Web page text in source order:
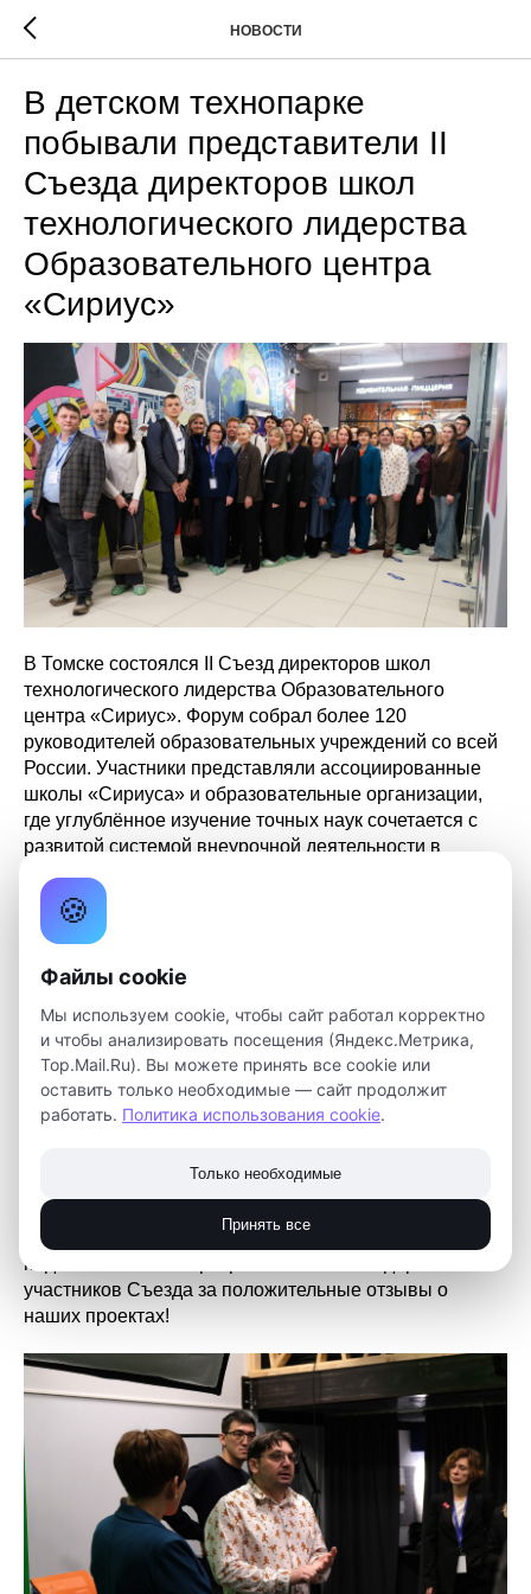
НОВОСТИ
В детском технопарке
побывали представители II
Съезда директоров школ
технологического лидерства
Образовательного центра
«Сириус»
В Томске состоялся II Съезд директоров школ
технологического лидерства Образовательного
центра «Сириус». Форум собрал более 120
руководителей образовательных учреждений со всей
России. Участники представляли ассоциированные
школы «Сириуса» и образовательные организации,
где углублённое изучение точных наук сочетается с
развитой системой внеурочной деятельности в
компаниями.
Участникам было интересно познакомиться с
образовательной экосистемой Томской области, где
исследованиями и реальным производством. Они
посетили несколько образовательных организаций, в
том числе – «Кванториум».
Мы были рады видеть у себя коллег-педагогов и
поделиться своими разработками. Благодарим
участников Съезда за положительные отзывы о
наших проектах!
🍪
Файлы cookie
Мы используем cookie, чтобы сайт работал корректно
и чтобы анализировать посещения (Яндекс.Метрика,
Top.Mail.Ru). Вы можете принять все cookie или
оставить только необходимые — сайт продолжит
работать. Политика использования cookie.
Только необходимые
Принять все